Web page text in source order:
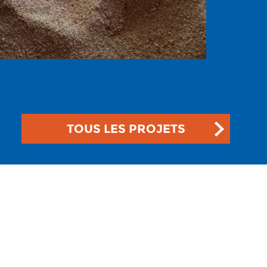
TOUS LES PROJETS